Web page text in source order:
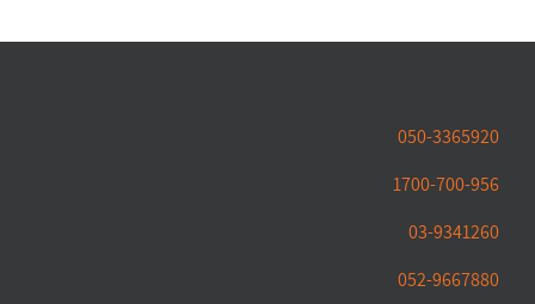
050-3365920
1700-700-956
03-9341260
052-9667880